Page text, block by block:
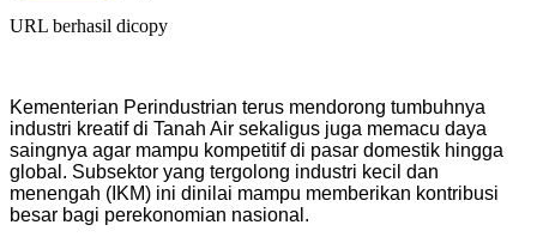
URL berhasil dicopy
Kementerian Perindustrian terus mendorong tumbuhnya
industri kreatif di Tanah Air sekaligus juga memacu daya
saingnya agar mampu kompetitif di pasar domestik hingga
global. Subsektor yang tergolong industri kecil dan
menengah (IKM) ini dinilai mampu memberikan kontribusi
besar bagi perekonomian nasional.